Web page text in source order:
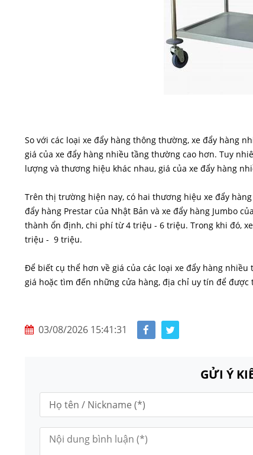
So với các loại xe đẩy hàng thông thường, xe đẩy hàng
giá của xe đẩy hàng nhiều tầng thường cao hơn. Tuy
lượng và thương hiệu khác nhau, giá của xe đẩy hàng
Trên thị trường hiện nay, có hai thương hiệu xe đẩy
đẩy hàng Prestar của Nhật Bản và xe đẩy hàng Jumbo
thành ổn định, chi phí từ 4 triệu - 6 triệu. Trong khi đó,
triệu - 9 triệu.
Để biết cụ thể hơn về giá của các loại xe đẩy hàng nhiều
giá hoặc tìm đến những cửa hàng, địa chỉ uy tín để
03/08/2026 15:41:31
GỬI Ý